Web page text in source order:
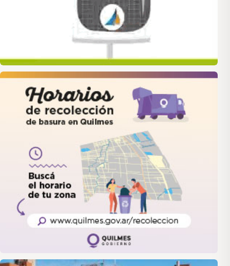
quilmes
LANUS